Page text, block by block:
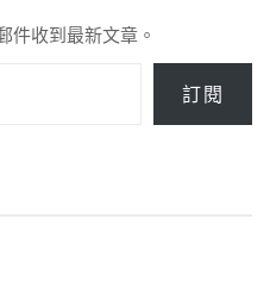
件收到最新文章。
訂閱